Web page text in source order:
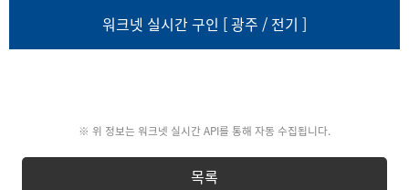
워크넷 실시간 구인 [ 광주 / 전기 ]
※ 위 정보는 워크넷 실시간 API를 통해 자동 수집됩니다.
목록